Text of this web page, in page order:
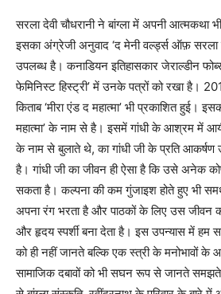
सरला देवी चौधरानी ने बांग्ला में अपनी आत्मकथा भी
इसका अंग्रेजी अनुवाद ‘द मेनी वर्ल्ड्स ऑफ़ सरला
उपलब्‍ध है। कनाडियन इतिहासकार जेराल्डीन
फेमिनिस्ट हिस्ट्री’ में उनके पत्रों को रखा है।
किताब ‘मीरा एंड द महात्मा’ भी प्रकाशित हुई।
महात्मा’ के नाम से है। इसमें गांधी के आश्रम में
के नाम से बुलाते थे, का गांधी जी के प्रति आकर्षण
है। गांधी जी का जीवन ही ऐसा है कि उसे अनेक
सकता है। कल्पना की कम गुंजाइश होते हुए भी
अपना रंग भरता है और पाठकों के लिए उस जीवन
और हृदय स्पर्शी बना देता है। इस उपन्यास में हम
को ही नहीं जानते बल्कि एक स्त्री के मनोभावों के
सामाजिक दबावों को भी सघन रूप से जानते